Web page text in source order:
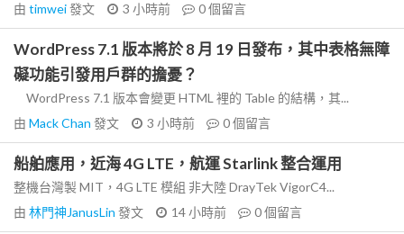
由 timwei發文 3 小時前 0個留言
WordPress 7.1 版本將於 8 月 19 日發布，其中表格無障
礙功能引發用戶群的擔憂？
WordPress 7.1 版本會變更 HTML 裡的 Table 的結構，其...
由 Mack Chan 發文 3 小時前 0個留言
船舶應用，近海 4G LTE，航運 Starlink 整合運用
整機台灣製 MIT，4G LTE 模組 非大陸 DrayTek VigorC4...
由 林門神JanusLin 發文 14 小時前 0個留言